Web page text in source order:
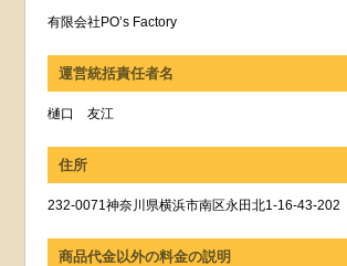
有限会社PO’s Factory
運営統括責任者名
樋口 友江
住所
232-0071神奈川県横浜市南区永田北1-16-43-202
商品代金以外の料金の説明